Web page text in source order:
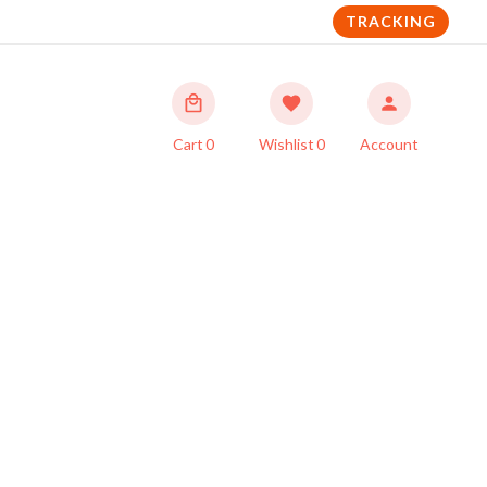
TRACKING
Cart0 Wishlist0 Account